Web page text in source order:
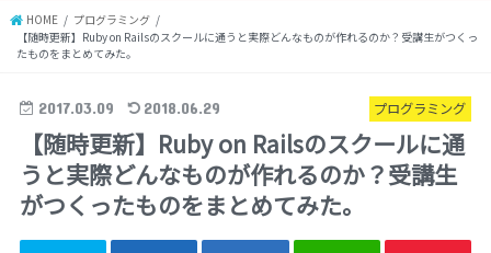
HOME
プログラミング
【随時更新】Ruby on Railsのスクールに通うと実際どんなものが作れるのか？受講生がつくっ
たものをまとめてみた。
プログラミング
2017.03.09 2018.06.29
【随時更新】Ruby on Railsのスクールに通
うと実際どんなものが作れるのか？受講生
がつくったものをまとめてみた。